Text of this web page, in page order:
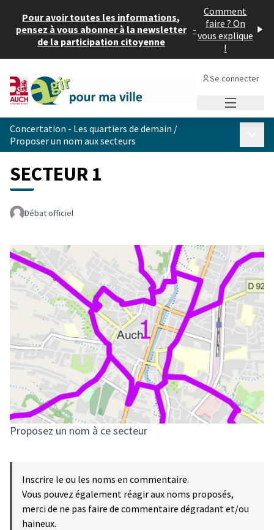
Pour avoir toutes les informations,
pensez à vous abonner à la newsletter
de la participation citoyenne
-
Comment
faire ? On
vous explique
!
Se connecter
Concertation - Les quartiers de demain /
Proposer un nom aux secteurs
SECTEUR 1
Débat officiel
Proposez un nom à ce secteur
Inscrire le ou les noms en commentaire.
Vous pouvez également réagir aux noms proposés,
merci de ne pas faire de commentaire dégradant et/ou
haineux.